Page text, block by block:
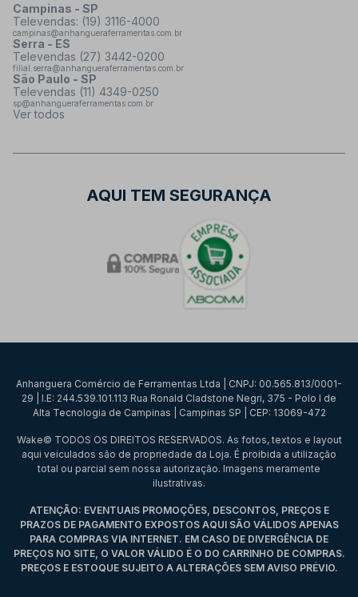
Campinas - SP
Televendas: (19) 3116-4000
campinas@anhangueraferramentas.com.br
Serra - ES
Televendas (27) 3442-0200
filial.serra@anhangueraferramentas.com.br
São Paulo - SP
Televendas (11) 4349-0250
sp@anhangueraferramentas.com.br
Ver todos
AQUI TEM SEGURANÇA
Anhanguera Comércio de Ferramentas Ltda | CNPJ: 00.565.813/0001-
29 | I.E: 244.539.101.113 Rua Ronald Cladstone Negri, 375 - Polo I de
Alta Tecnologia de Campinas | Campinas SP | CEP: 13069-472
Wake© TODOS OS DIREITOS RESERVADOS. As fotos, textos e layout
aqui veiculados são de propriedade da Loja. É proibida a utilização
total ou parcial sem nossa autorização. Imagens meramente
ilustrativas.
ATENÇÃO: EVENTUAIS PROMOÇÕES, DESCONTOS, PREÇOS E
PRAZOS DE PAGAMENTO EXPOSTOS AQUI SÃO VÁLIDOS APENAS
PARA COMPRAS VIA INTERNET. EM CASO DE DIVERGÊNCIA DE
PREÇOS NO SITE, O VALOR VÁLIDO É O DO CARRINHO DE COMPRAS.
PREÇOS E ESTOQUE SUJEITO A ALTERAÇÕES SEM AVISO PRÉVIO.